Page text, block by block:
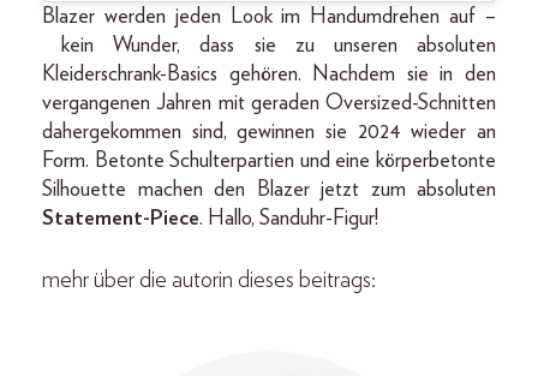
Blazer werden jeden Look im Handumdrehen auf –
kein Wunder, dass sie zu unseren absoluten
Kleiderschrank-Basics gehören. Nachdem sie in den
vergangenen Jahren mit geraden Oversized-Schnitten
dahergekommen sind, gewinnen sie 2024 wieder an
Form. Betonte Schulterpartien und eine körperbetonte
Silhouette machen den Blazer jetzt zum absoluten
Statement-Piece. Hallo, Sanduhr-Figur!
mehr über die autorin dieses beitrags: